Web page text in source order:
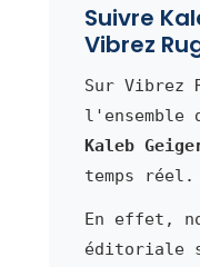
Suivre
Vibrez
Sur Vibrez
Kaleb
temps réel.
En effet,
éditoriale